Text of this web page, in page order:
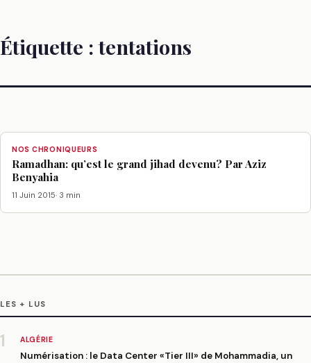
Étiquette :tentations
NOS CHRONIQUEURS
Ramadhan: qu’est le grand jihad devenu? Par Aziz
Benyahia
11 Juin 2015· 3 min
LES + LUS
1 ALGÉRIE
Numérisation : le Data Center «Tier III» de Mohammadia, un